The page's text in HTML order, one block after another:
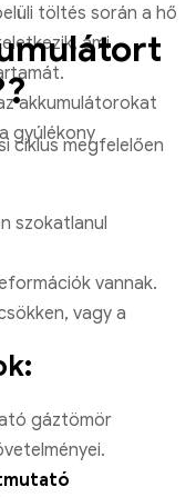
töltés során a hő
ami
akkumulátorokat
gyúlékony
ciklus megfelelően
szokatlanul
vannak.
vagy a
gáztömör